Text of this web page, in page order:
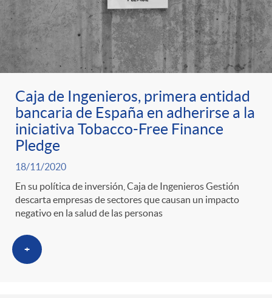
Caja de Ingenieros, primera entidad
bancaria de España en adherirse a la
iniciativa Tobacco-Free Finance
Pledge
18/11/2020
En su política de inversión, Caja de Ingenieros Gestión
descarta empresas de sectores que causan un impacto
negativo en la salud de las personas
+